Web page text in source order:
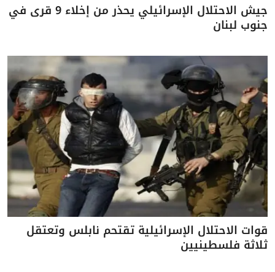
جيش الاحتلال الإسرائيلي يحذر من إخلاء 9 قرى في
جنوب لبنان
قوات الاحتلال الإسرائيلية تقتحم نابلس وتعتقل
ثلاثة فلسطينيين